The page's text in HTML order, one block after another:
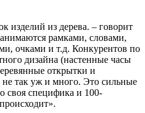
изделий из дерева. – говорит
рамками, словами,
очками и т.д. Конкурентов по
дизайна (настенные часы
открытки и
так уж и много. Это сильные
своя специфика и 100-